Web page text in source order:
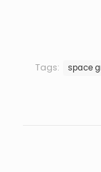
Tags: space